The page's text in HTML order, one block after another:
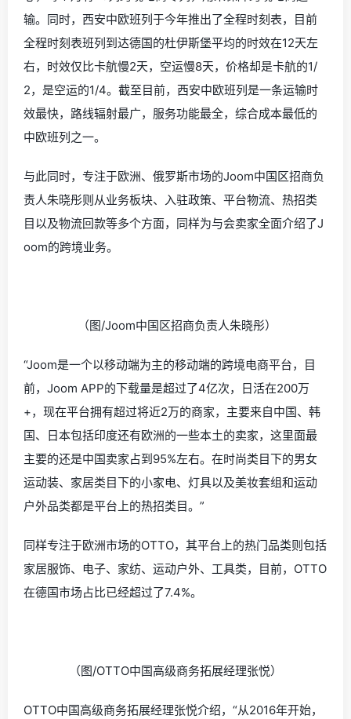
输。同时，西安中欧班列于今年推出了全程时刻表，目前
全程时刻表班列到达德国的杜伊斯堡平均的时效在12天左
右，时效仅比卡航慢2天，空运慢8天，价格却是卡航的1/
2，是空运的1/4。截至目前，西安中欧班列是一条运输时
效最快，路线辐射最广，服务功能最全，综合成本最低的
中欧班列之一。
与此同时，专注于欧洲、俄罗斯市场的Joom中国区招商负
责人朱晓彤则从业务板块、入驻政策、平台物流、热招类
目以及物流回款等多个方面，同样为与会卖家全面介绍了J
oom的跨境业务。
（图/Joom中国区招商负责人朱晓彤）
“Joom是一个以移动端为主的移动端的跨境电商平台，目
前，Joom APP的下载量是超过了4亿次，日活在200万
+，现在平台拥有超过将近2万的商家，主要来自中国、韩
国、日本包括印度还有欧洲的一些本土的卖家，这里面最
主要的还是中国卖家占到95%左右。在时尚类目下的男女
运动装、家居类目下的小家电、灯具以及美妆套组和运动
户外品类都是平台上的热招类目。 ”
同样专注于欧洲市场的OTTO，其平台上的热门品类则包括
家居服饰、电子、家纺、运动户外、工具类，目前，OTTO
在德国市场占比已经超过了7.4%。
（图/OTTO中国高级商务拓展经理张悦）
OTTO中国高级商务拓展经理张悦介绍，“从2016年开始，